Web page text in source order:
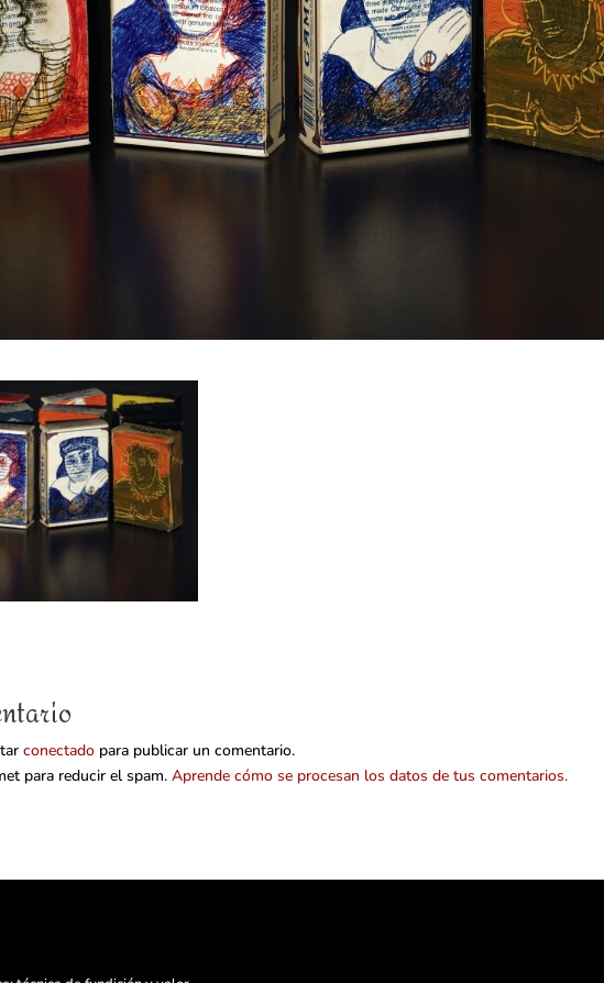
conectado para publicar un comentario.
para reducir el spam.Aprende cómo se procesan los datos de tus comentarios.